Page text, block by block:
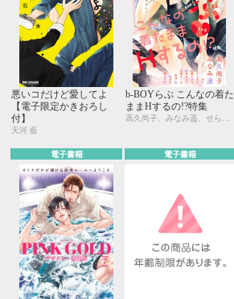
悪いコだけど愛してよ
【電子限定かきおろし
付】
天河 藍
b-BOYらぶ こんなの着た
ままHするの!?特集
電子書籍 電子書籍